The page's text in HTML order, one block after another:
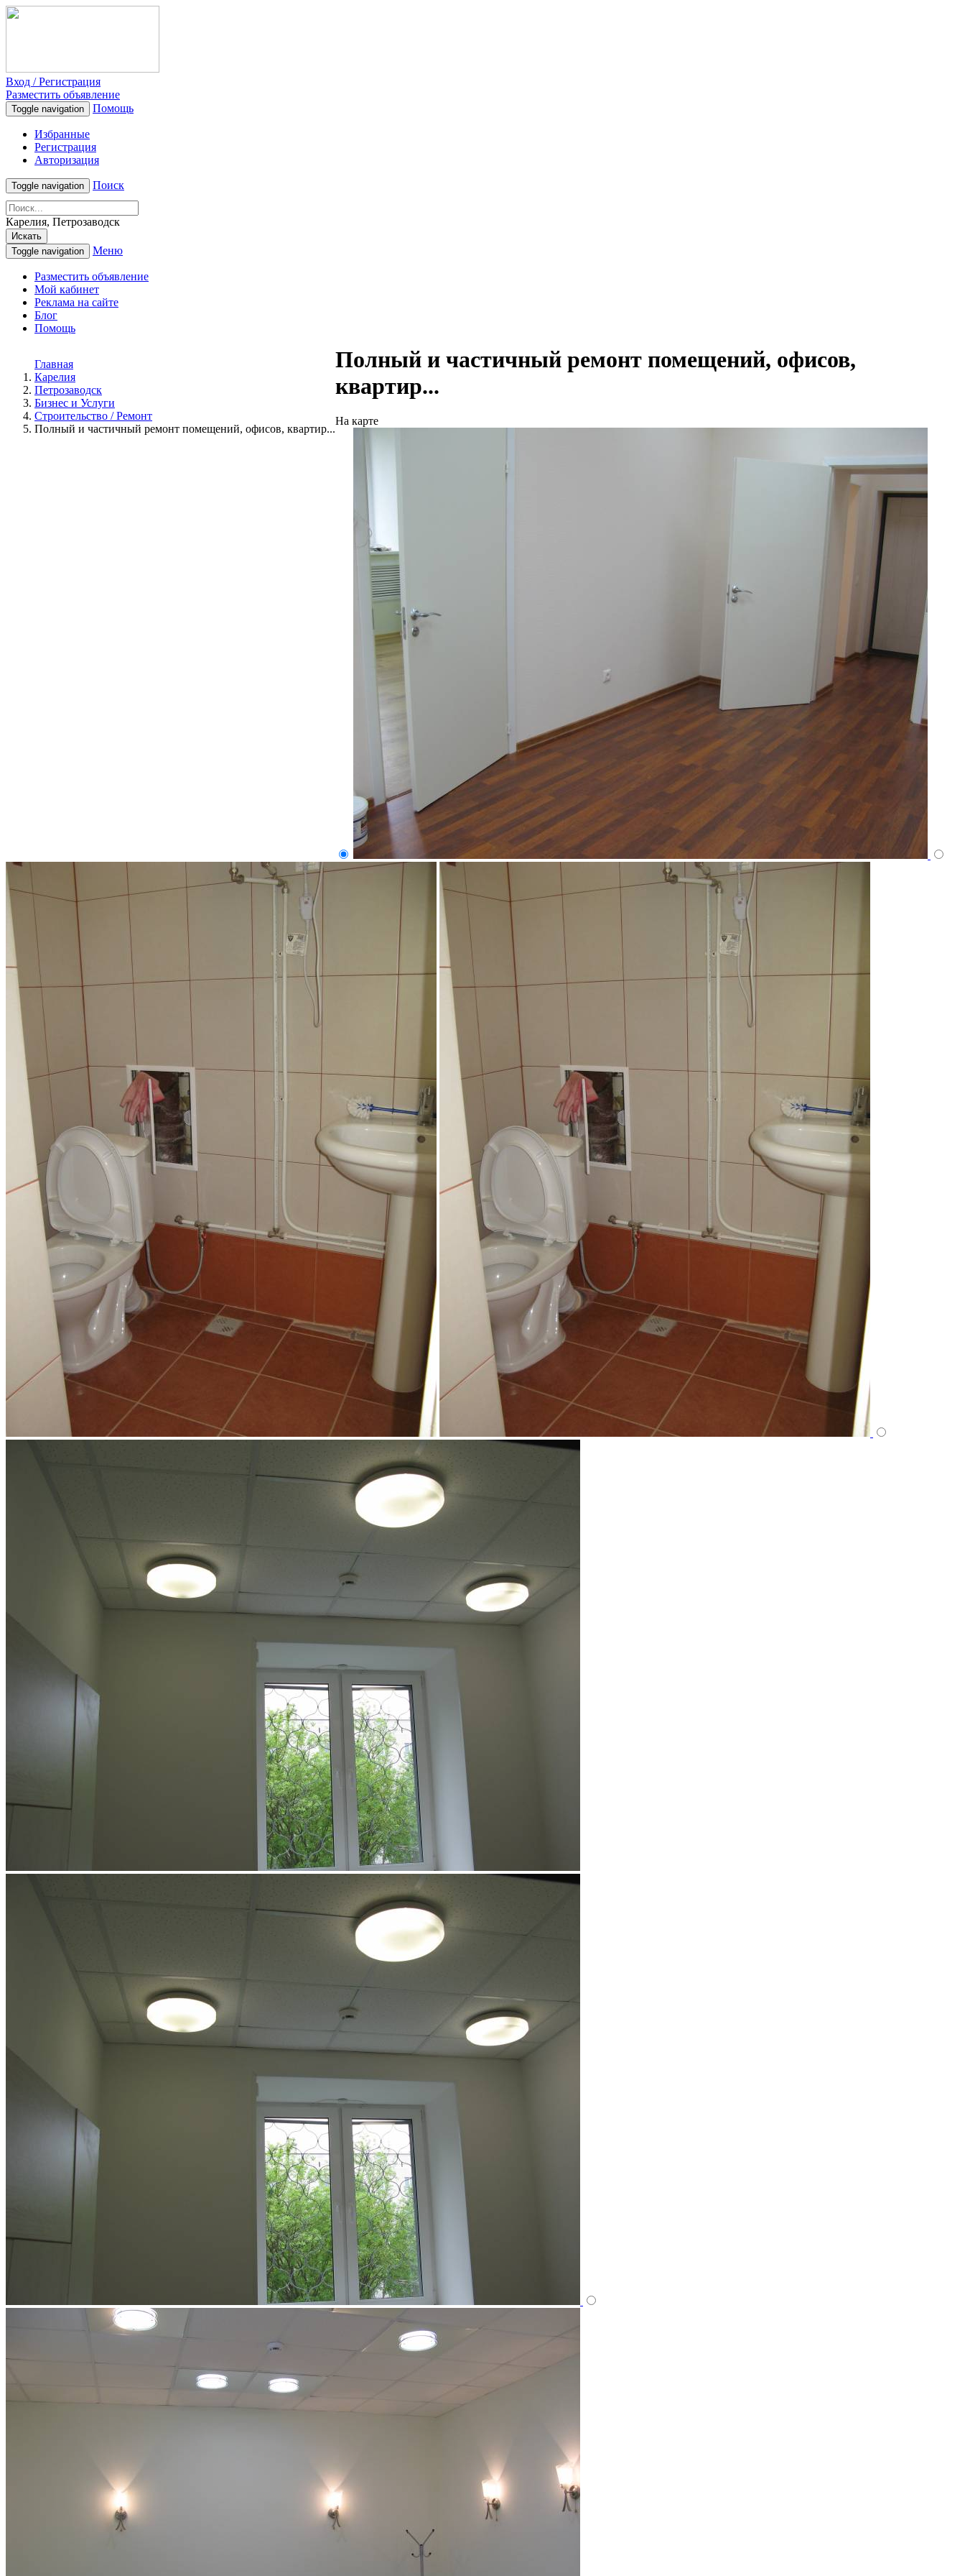
Вход / Регистрация
Разместить объявление
Toggle navigation Помощь
Избранные
Регистрация
Авторизация
Toggle navigation Поиск
Карелия, Петрозаводск
Искать
Toggle navigation
Меню
Разместить объявление
Мой кабинет
Реклама на сайте
Блог
Помощь
Главная
Карелия
Петрозаводск
Бизнес и Услуги
Строительство / Ремонт
Полный и частичный ремонт помещений, офисов, квартир...
Полный и частичный ремонт помещений, офисов,
квартир...
На карте